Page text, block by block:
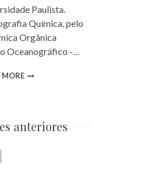
Paulista.
Química, pelo
Orgânica
Oceanográfico -…
MORE
anteriores